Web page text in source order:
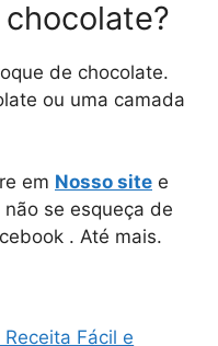
de chocolate.
ou uma camada
em Nosso site e
se esqueça de
. Até mais.
Fácil e